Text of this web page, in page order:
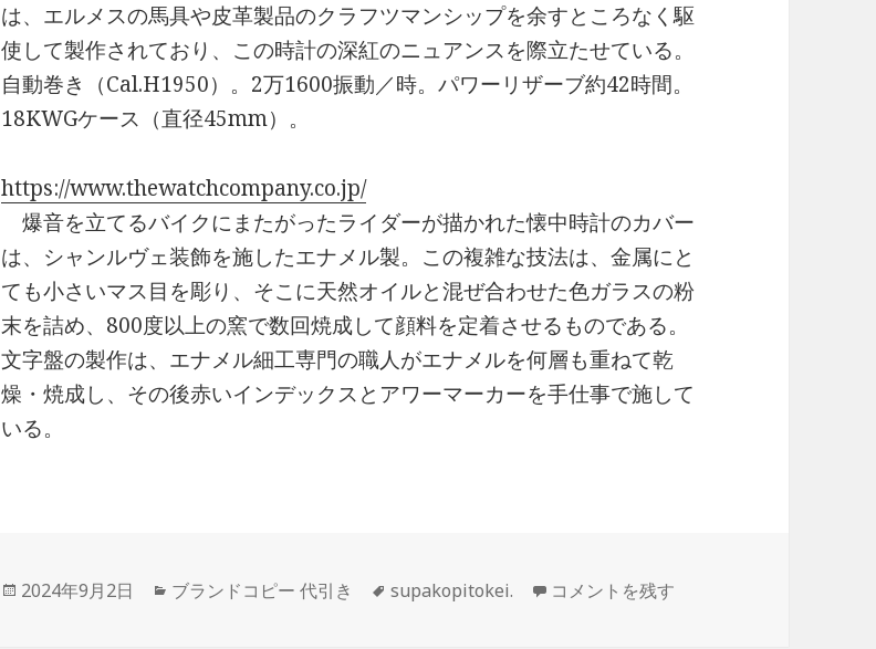
は、エルメスの馬具や皮革製品のクラフツマンシップを余すところなく駆
使して製作されており、この時計の深紅のニュアンスを際立たせている。
自動巻き（Cal.H1950）。2万1600振動／時。パワーリザーブ約42時間。
18KWGケース（直径45mm）。
https://www.thewatchcompany.co.jp/
爆音を立てるバイクにまたがったライダーが描かれた懐中時計のカバー
は、シャンルヴェ装飾を施したエナメル製。この複雑な技法は、金属にと
ても小さいマス目を彫り、そこに天然オイルと混ぜ合わせた色ガラスの粉
末を詰め、800度以上の窯で数回焼成して顔料を定着させるものである。
文字盤の製作は、エナメル細工専門の職人がエナメルを何層も重ねて乾
燥・焼成し、その後赤いインデックスとアワーマーカーを手仕事で施して
いる。
投
2024年9月2日
カ
ブランドコピー 代引き
タ
supakopitokei. スリム ドゥ エルメス ポケット ミステ
コメントを残す